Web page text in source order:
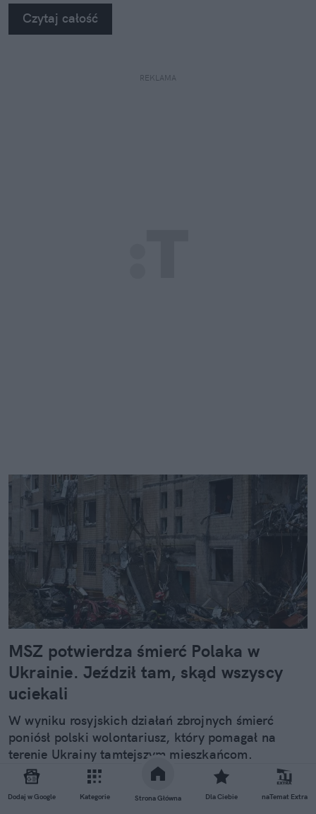
Dodaj w Google Kategorie Strona Główna Dla Ciebie naTemat Extra
Czytaj całość
REKLAMA
MSZ potwierdza śmierć Polaka w
Ukrainie. Jeździł tam, skąd wszyscy
uciekali
W wyniku rosyjskich działań zbrojnych śmierć
poniósł polski wolontariusz, który pomagał na
terenie Ukrainy tamtejszym mieszkańcom.
Tragiczne doniesienia potwierdził we wtorek Maciej
Wiewiór, rzecznik MSZ. Zapewnił, że rodzina
zmarłego otrzyma odpowiednie wsparcie